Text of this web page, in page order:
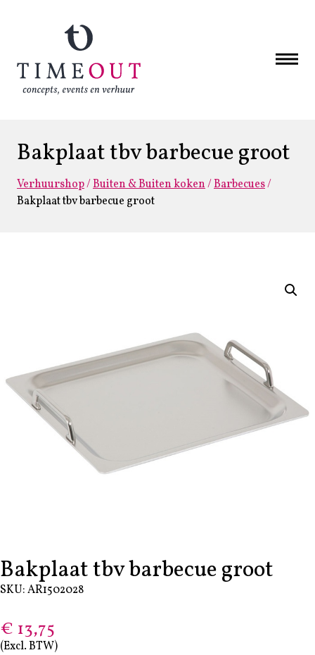
Bakplaat tbv barbecue groot
Verhuurshop/Buiten & Buiten koken/Barbecues/
Bakplaat tbv barbecue groot
Bakplaat tbv barbecue groot
SKU: AR1502028
€ 13,75
(Excl. BTW)